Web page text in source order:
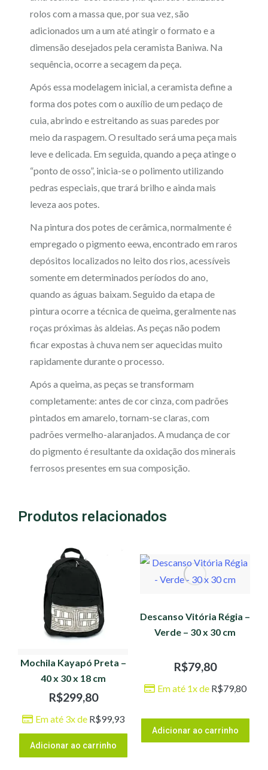
rolos com a massa que, por sua vez, são
adicionados um a um até atingir o formato e a
dimensão desejados pela ceramista Baniwa. Na
sequência, ocorre a secagem da peça.
Após essa modelagem inicial, a ceramista define a
forma dos potes com o auxílio de um pedaço de
cuia, abrindo e estreitando as suas paredes por
meio da raspagem. O resultado será uma peça mais
leve e delicada. Em seguida, quando a peça atinge o
“ponto de osso”, inicia-se o polimento utilizando
pedras especiais, que trará brilho e ainda mais
leveza aos potes.
Na pintura dos potes de cerâmica, normalmente é
empregado o pigmento eewa, encontrado em raros
depósitos localizados no leito dos rios, acessíveis
somente em determinados períodos do ano,
quando as águas baixam. Seguido da etapa de
pintura ocorre a técnica de queima, geralmente nas
roças próximas às aldeias. As peças não podem
ficar expostas à chuva nem ser aquecidas muito
rapidamente durante o processo.
Após a queima, as peças se transformam
completamente: antes de cor cinza, com padrões
pintados em amarelo, tornam-se claras, com
padrões vermelho-alaranjados. A mudança de cor
do pigmento é resultante da oxidação dos minerais
ferrosos presentes em sua composição.
Produtos relacionados
Mochila Kayapó Preta –
40 x 30 x 18 cm
R$299,80
Em até 3x de R$99,93
Adicionar ao carrinho
Descanso Vitória Régia –
Verde – 30 x 30 cm
R$79,80
Em até 1x de R$79,80
Adicionar ao carrinho